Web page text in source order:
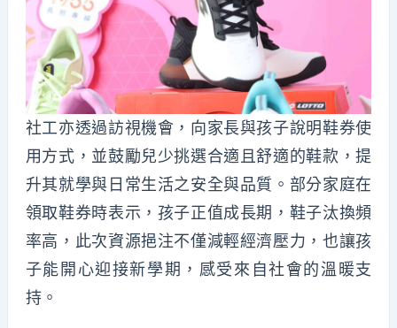
社工亦透過訪視機會，向家長與孩子說明鞋券使
用方式，並鼓勵兒少挑選合適且舒適的鞋款，提
升其就學與日常生活之安全與品質。部分家庭在
領取鞋券時表示，孩子正值成長期，鞋子汰換頻
率高，此次資源挹注不僅減輕經濟壓力，也讓孩
子能開心迎接新學期，感受來自社會的溫暖支
持。